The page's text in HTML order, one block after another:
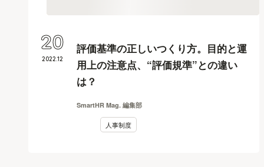
評価基準の正しいつくり方。目的と運
用上の注意点、“評価規準”との違い
は？
SmartHR Mag. 編集部
人事制度
2022.12
20